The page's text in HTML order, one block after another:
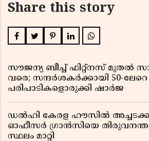
Share this story
സൗജന്യ ബീച്ച് ഫിറ്റ്നസ് മുതൽ
വരെ; സന്ദർശകർക്കായി 50-
പരിപാടികളൊരുക്കി ഷാർജ
ഡൽഹി കേരള ഹൗസിൽ അച്ചടക്ക
ഓഫീസർ ഗ്രാൻസിയെ
സ്ഥലം മാറ്റി